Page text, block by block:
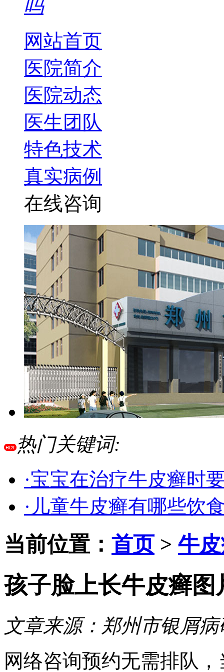
吗
网站首页
医院简介
医院动态
医生团队
特色技术
真实病例
在线咨询
热门关键词:
·宝宝在治疗牛皮癣时
·儿童牛皮癣有哪些饮
当前位置： 首页> 牛
孩子脸上长牛皮癣图
文章来源： 郑州市银屑
网络咨询预约无需排队